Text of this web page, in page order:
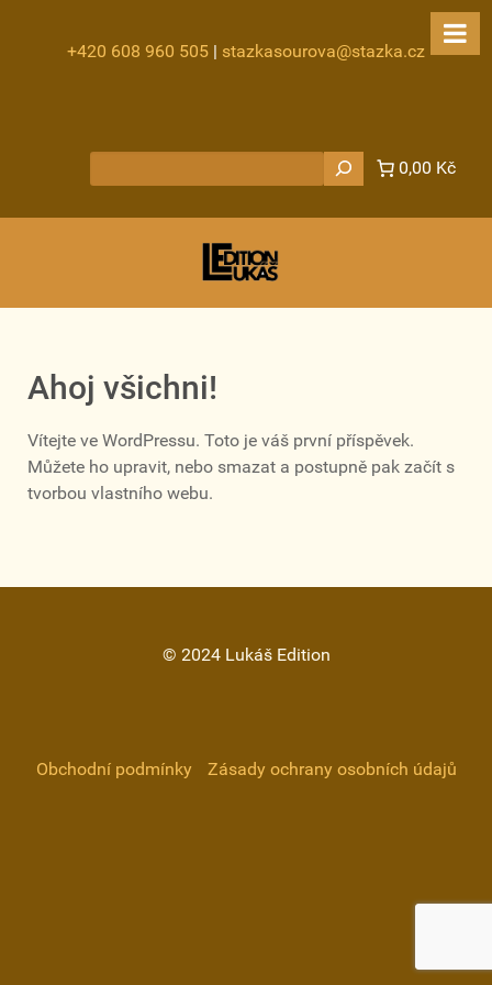
+420 608 960 505 | stazkasourova@stazka.cz
0,00 Kč
Ahoj všichni!
Vítejte ve WordPressu. Toto je váš první příspěvek.
Můžete ho upravit, nebo smazat a postupně pak začít s
tvorbou vlastního webu.
© 2024 Lukáš Edition
Obchodní podmínky Zásady ochrany osobních údajů